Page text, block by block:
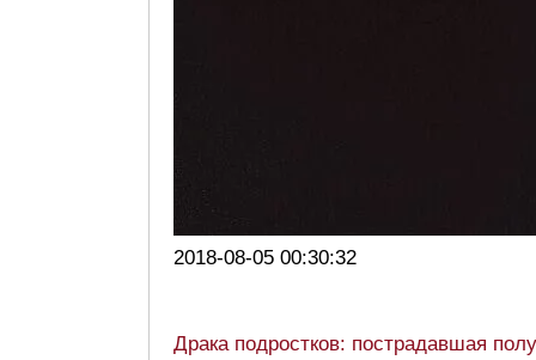
2018-08-05 00:30:32
Драка подростков: пострадавшая